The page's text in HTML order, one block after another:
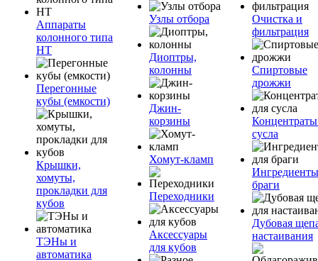
Аппараты
колонного типа
НТ
Перегонные
кубы (емкости)
Крышки,
хомуты,
прокладки для
кубов
ТЭНы и
автоматика
Узлы отбора
Диоптры,
колонны
Джин-
корзины
Хомут-кламп
Переходники
Аксессуары
для кубов
Очистка и
фильтрация
Спиртовые
дрожжи
сусла
браги
Дубовая
настаивания